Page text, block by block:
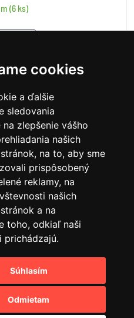
cookies
a ďalšie
sledovania
zlepšenie vášho
našich
na to, aby sme
prispôsobený
reklamy, na
našich
a na
toho, odkiaľ naši
prichádzajú.
Súhlasím
Odmietam
(6 ks)
ďalšie
3 4 5